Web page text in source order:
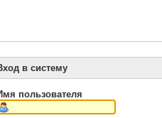
в систему
пользователя